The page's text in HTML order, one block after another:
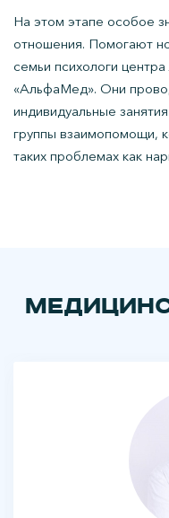
На этом этапе особое
отношения. Помогают
семьи психологи
«АльфаМед». Они
индивидуальные
группы взаимопомощи,
таких проблемах как